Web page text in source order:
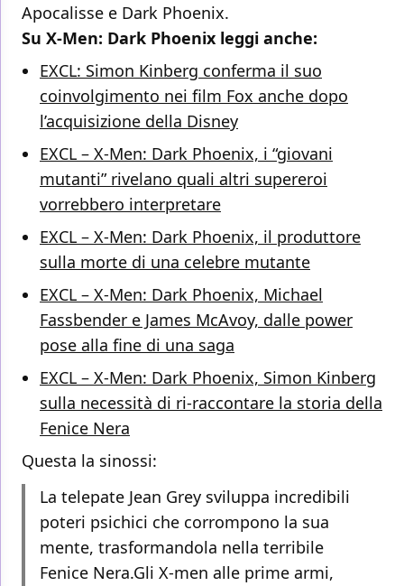
Apocalisse e Dark Phoenix.
Su X-Men: Dark Phoenix leggi anche:
EXCL: Simon Kinberg conferma il suo
coinvolgimento nei film Fox anche dopo
l’acquisizione della Disney
EXCL – X-Men: Dark Phoenix, i “giovani
mutanti” rivelano quali altri supereroi
vorrebbero interpretare
EXCL – X-Men: Dark Phoenix, il produttore
sulla morte di una celebre mutante
EXCL – X-Men: Dark Phoenix, Michael
Fassbender e James McAvoy, dalle power
pose alla fine di una saga
EXCL – X-Men: Dark Phoenix, Simon Kinberg
sulla necessità di ri-raccontare la storia della
Fenice Nera
Questa la sinossi:
La telepate Jean Grey sviluppa incredibili
poteri psichici che corrompono la sua
mente, trasformandola nella terribile
Fenice Nera.Gli X-men alle prime armi,